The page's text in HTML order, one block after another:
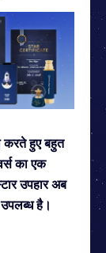
करते हुए बहुत
का एक
उपहार अब
है।